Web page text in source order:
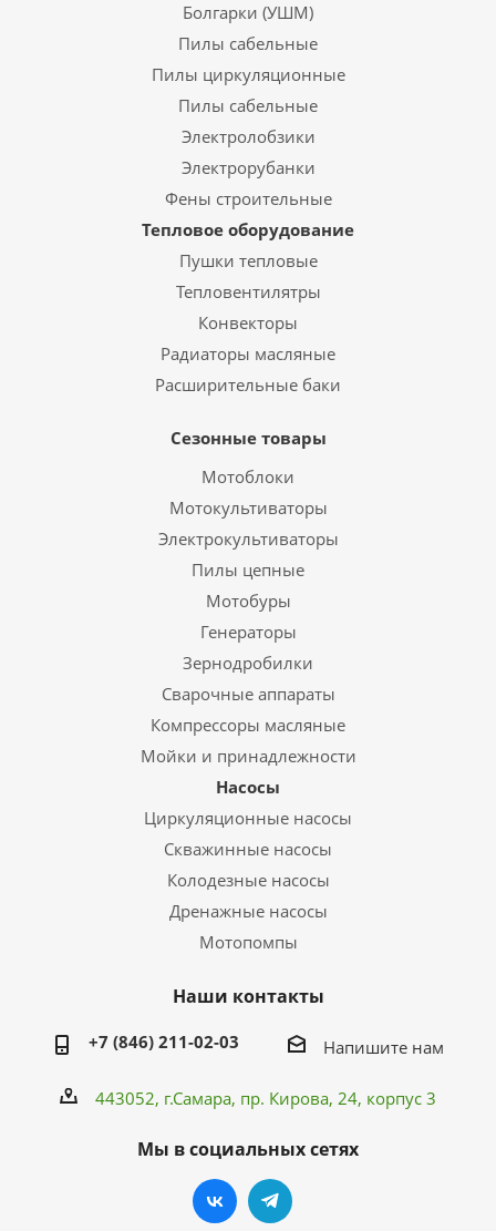
Болгарки (УШМ)
Пилы сабельные
Пилы циркуляционные
Пилы сабельные
Электролобзики
Электрорубанки
Фены строительные
Тепловое оборудование
Пушки тепловые
Тепловентилятры
Конвекторы
Радиаторы масляные
Расширительные баки
Сезонные товары
Мотоблоки
Мотокультиваторы
Электрокультиваторы
Пилы цепные
Мотобуры
Генераторы
Зернодробилки
Сварочные аппараты
Компрессоры масляные
Мойки и принадлежности
Насосы
Циркуляционные насосы
Скважинные насосы
Колодезные насосы
Дренажные насосы
Мотопомпы
Наши контакты
+7 (846) 211-02-03 Напишите нам
443052, г.Самара, пр. Кирова, 24, корпус 3
Мы в социальных сетях